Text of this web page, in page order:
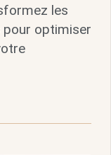
les
pour optimiser